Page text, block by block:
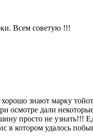
Всем советую !!!
знают марку
осмотре дали
просто не узнать!!!
в котором удалось